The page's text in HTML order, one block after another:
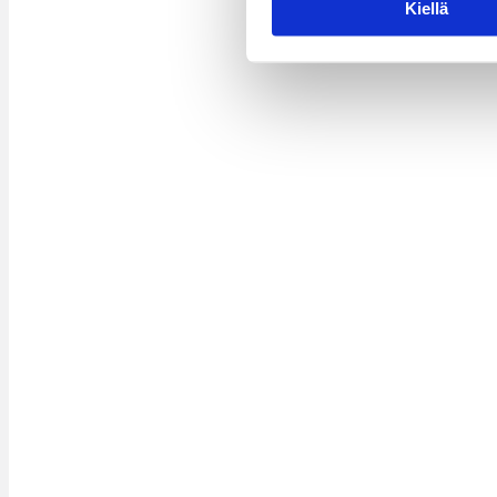
Kiellä